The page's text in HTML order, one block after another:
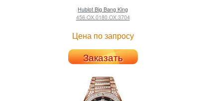
Hublot Big Bang King
456.OX.0180.OX.3704
Цена по запросу
Заказать